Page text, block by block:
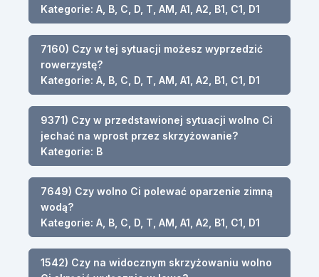
Kategorie: A, B, C, D, T, AM, A1, A2, B1, C1, D1
7160) Czy w tej sytuacji możesz wyprzedzić
rowerzystę?
Kategorie: A, B, C, D, T, AM, A1, A2, B1, C1, D1
9371) Czy w przedstawionej sytuacji wolno Ci
jechać na wprost przez skrzyżowanie?
Kategorie: B
7649) Czy wolno Ci polewać oparzenie zimną
wodą?
Kategorie: A, B, C, D, T, AM, A1, A2, B1, C1, D1
1542) Czy na widocznym skrzyżowaniu wolno